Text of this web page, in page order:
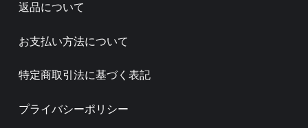
返品について
お支払い方法について
特定商取引法に基づく表記
プライバシーポリシー